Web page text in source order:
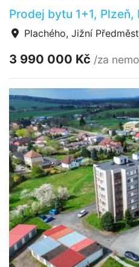
Prodej bytu 1+1,
Plachého, Jižní
3 990 000 Kč /za